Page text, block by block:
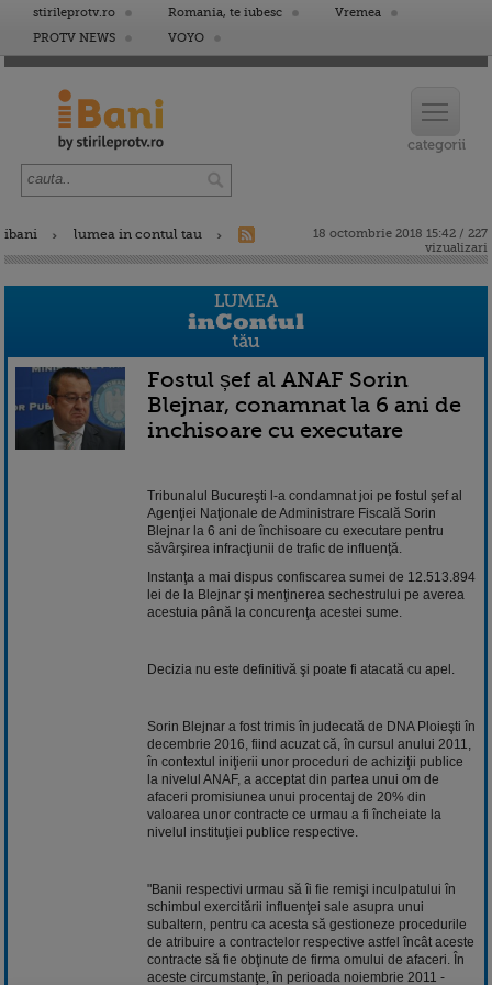
stirileprotv.ro Romania, te iubesc
Vremea
PROTV NEWS
VOYO
ibani lumea in contul tau
18 octombrie 2018 15:42 / 227
vizualizari
Fostul șef al ANAF Sorin
Blejnar, conamnat la 6 ani de
inchisoare cu executare
Tribunalul Bucureşti l-a condamnat joi pe fostul şef al
Agenţiei Naţionale de Administrare Fiscală Sorin
Blejnar la 6 ani de închisoare cu executare pentru
săvârşirea infracţiunii de trafic de influenţă.
Instanţa a mai dispus confiscarea sumei de 12.513.894
lei de la Blejnar şi menţinerea sechestrului pe averea
acestuia până la concurenţa acestei sume.
Decizia nu este definitivă şi poate fi atacată cu apel.
Sorin Blejnar a fost trimis în judecată de DNA Ploieşti în
decembrie 2016, fiind acuzat că, în cursul anului 2011,
în contextul iniţierii unor proceduri de achiziţii publice
la nivelul ANAF, a acceptat din partea unui om de
afaceri promisiunea unui procentaj de 20% din
valoarea unor contracte ce urmau a fi încheiate la
nivelul instituţiei publice respective.
"Banii respectivi urmau să îi fie remişi inculpatului în
schimbul exercitării influenţei sale asupra unui
subaltern, pentru ca acesta să gestioneze procedurile
de atribuire a contractelor respective astfel încât aceste
contracte să fie obţinute de firma omului de afaceri. În
aceste circumstanţe, în perioada noiembrie 2011 -